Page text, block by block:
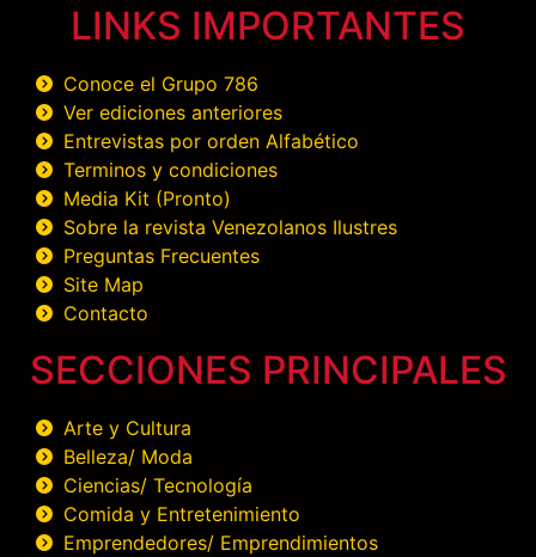
LINKS IMPORTANTES
Conoce el Grupo 786
Ver ediciones anteriores
Entrevistas por orden Alfabético
Terminos y condiciones
Media Kit (Pronto)
Sobre la revista Venezolanos Ilustres
Preguntas Frecuentes
Site Map
Contacto
SECCIONES PRINCIPALES
Arte y Cultura
Belleza/ Moda
Ciencias/ Tecnología
Comida y Entretenimiento
Emprendedores/ Emprendimientos